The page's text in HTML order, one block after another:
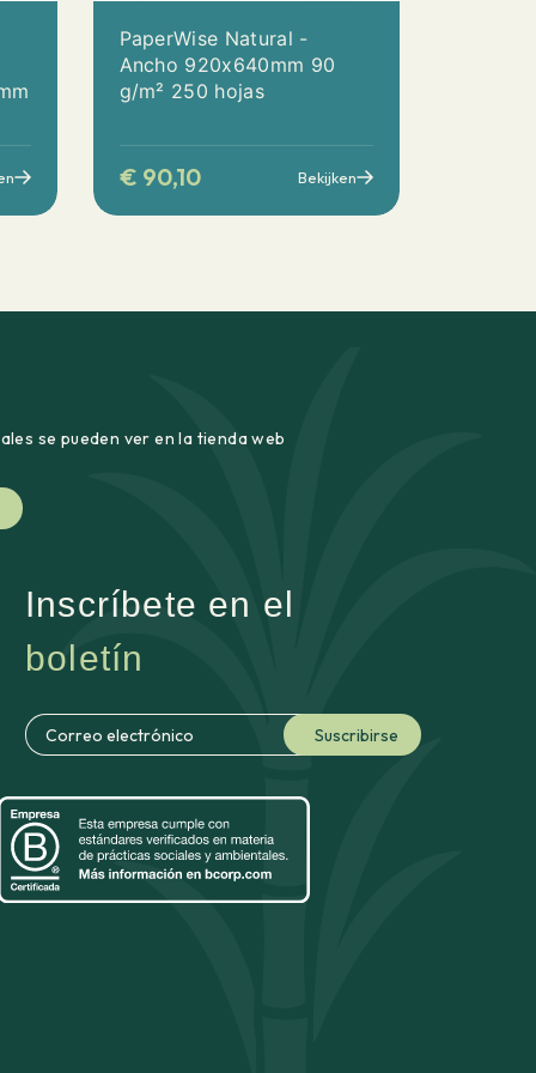
PaperWise Natural -
Ancho 920x640mm 90
g/m² 250 hojas
€ 90,10 Bekijken
se pueden ver en la tienda web
Inscríbete en el
boletín